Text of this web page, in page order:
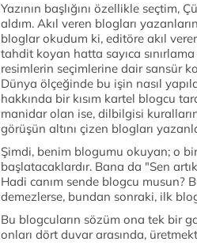
Yazının başlığını özellikle
aldım. Akıl veren blogları
bloglar okudum ki, editöre akıl
tahdit koyan hatta sayıca
resimlerin seçimlerine dair sansür
Dünya ölçeğinde bu işin nasıl
hakkında bir kısım kartel blogcu
manidar olan ise, dilbilgisi
görüşün altını çizen blogları
Şimdi, benim blogumu okuyan; o
başlatacaklardır. Bana da "Sen
Hadi canım sende blogcu musun?
demezlerse, bundan sonraki, ilk
Bu blogcuların sözüm ona tek bir
onları dört duvar arasında,